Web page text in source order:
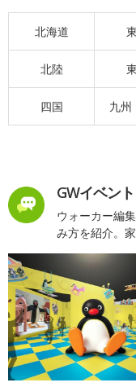
北海道
北陸
四国 九州
GWイベン
ウォーカー編
み方を紹介。